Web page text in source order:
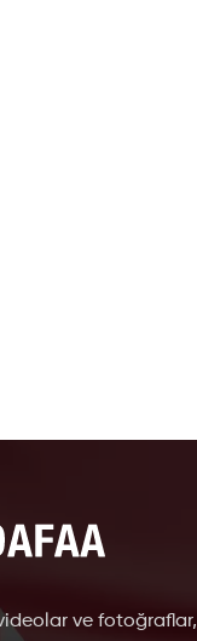
ve fotoğraflar,